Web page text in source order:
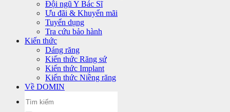
Đội ngũ Y Bác Sĩ
Ưu đãi & Khuyến mãi
Tuyển dụng
Tra cứu bảo hành
Kiến thức
Dáng răng
Kiến thức Răng sứ
Kiến thức Implant
Kiến thức Niềng răng
Về DOMIN